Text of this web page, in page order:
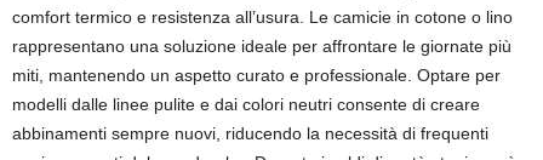
comfort termico e resistenza all’usura. Le camicie in cotone o lino
rappresentano una soluzione ideale per affrontare le giornate più
miti, mantenendo un aspetto curato e professionale. Optare per
modelli dalle linee pulite e dai colori neutri consente di creare
abbinamenti sempre nuovi, riducendo la necessità di frequenti